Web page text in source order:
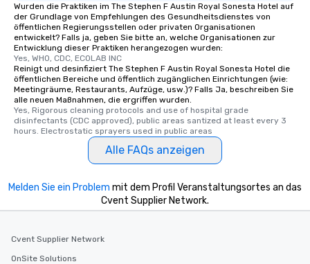
Wurden die Praktiken im The Stephen F Austin Royal Sonesta Hotel auf
der Grundlage von Empfehlungen des Gesundheitsdienstes von
öffentlichen Regierungsstellen oder privaten Organisationen
entwickelt? Falls ja, geben Sie bitte an, welche Organisationen zur
Entwicklung dieser Praktiken herangezogen wurden:
Yes, WHO, CDC, ECOLAB INC
Reinigt und desinfiziert The Stephen F Austin Royal Sonesta Hotel die
öffentlichen Bereiche und öffentlich zugänglichen Einrichtungen (wie:
Meetingräume, Restaurants, Aufzüge, usw.)? Falls Ja, beschreiben Sie
alle neuen Maßnahmen, die ergriffen wurden.
Yes, Rigorous cleaning protocols and use of hospital grade
disinfectants (CDC approved), public areas santized at least every 3
hours. Electrostatic sprayers used in public areas
Alle FAQs anzeigen
Melden Sie ein Problem mit dem Profil Veranstaltungsortes an das
Cvent Supplier Network.
Cvent Supplier Network
OnSite Solutions